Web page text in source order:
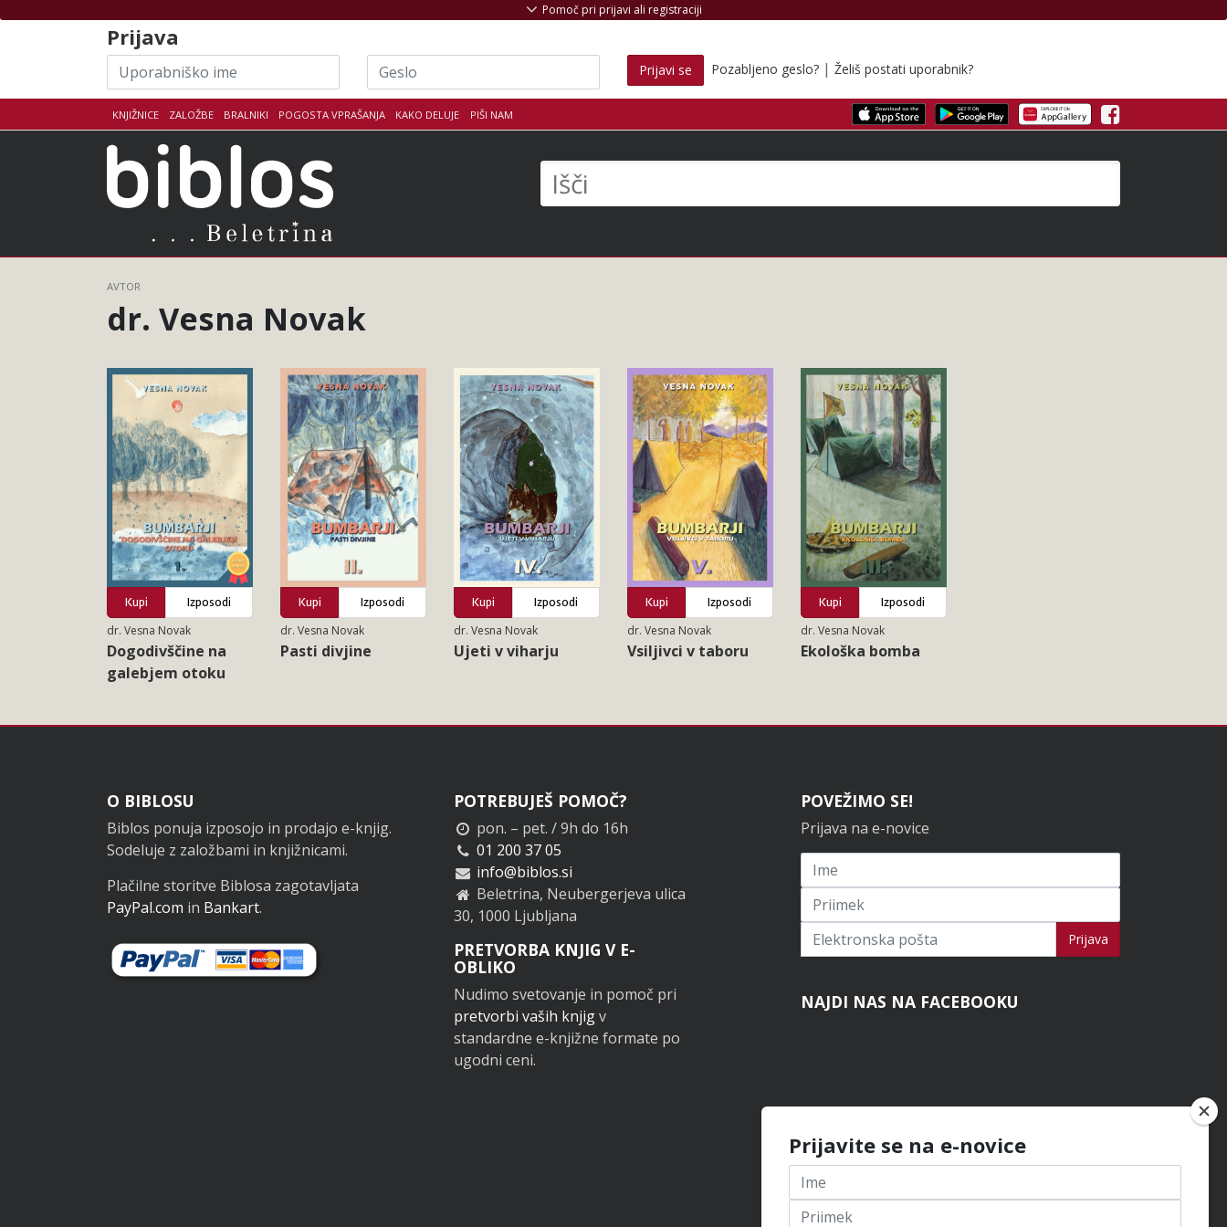
KNJIŽNICE ZALOŽBE BRALNIKI POGOSTA VPRAŠANJA KAKO DELUJE PIŠI NAM Facebook
Pomoč pri prijavi ali registraciji
Prijava
Uporabniško
ime
Geslo Prijavi se Pozabljeno geslo? | Želiš postati uporabnik?
AVTOR
dr. Vesna Novak
Kupi
Izposodi
dr. Vesna Novak
Dogodivščine na
galebjem otoku
Kupi
Izposodi
dr. Vesna Novak
Pasti divjine
Kupi
Izposodi
dr. Vesna Novak
Ujeti v viharju
Kupi
Izposodi
dr. Vesna Novak
Vsiljivci v taboru
Kupi
Izposodi
dr. Vesna Novak
Ekološka bomba
Noga
O BIBLOSU
Biblos ponuja izposojo in prodajo e-knjig.
Sodeluje z založbami in knjižnicami.
Plačilne storitve Biblosa zagotavljata
PayPal.com in Bankart.
POTREBUJEŠ POMOČ?
pon. – pet. / 9h do 16h
01 200 37 05
info@biblos.si
Beletrina, Neubergerjeva ulica
30, 1000 Ljubljana
PRETVORBA KNJIG V E-
OBLIKO
Nudimo svetovanje in pomoč pri
pretvorbi vaših knjigv
standardne e-knjižne formate po
ugodni ceni.
POVEŽIMO SE!
Prijava na e-novice
Prijavi se na novice Prijava
NAJDI NAS NA FACEBOOKU
Prijavite se na e-novice